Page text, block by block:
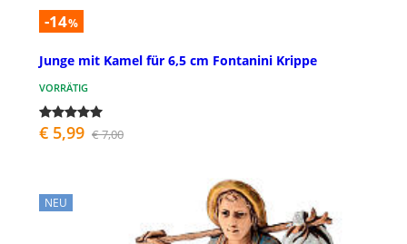
-14%
Junge mit Kamel für 6,5 cm Fontanini Krippe
VORRÄTIG
€ 5,99 € 7,00
NEU